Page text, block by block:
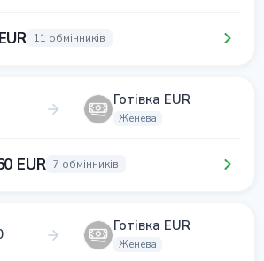
11 обмінників
Готівка EUR
Женева
EUR 7 обмінників
Готівка EUR
Женева